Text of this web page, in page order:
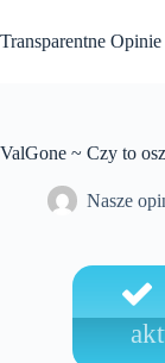
do
treści
Transparentne Opinie
ValGone ~ Czy to
Nasze